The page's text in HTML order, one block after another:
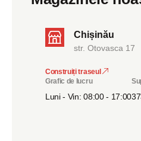
Chișinău
str. Otovasca 17
Construiți traseul
Grafic de lucru
Luni - Vin: 08:00 - 17:00